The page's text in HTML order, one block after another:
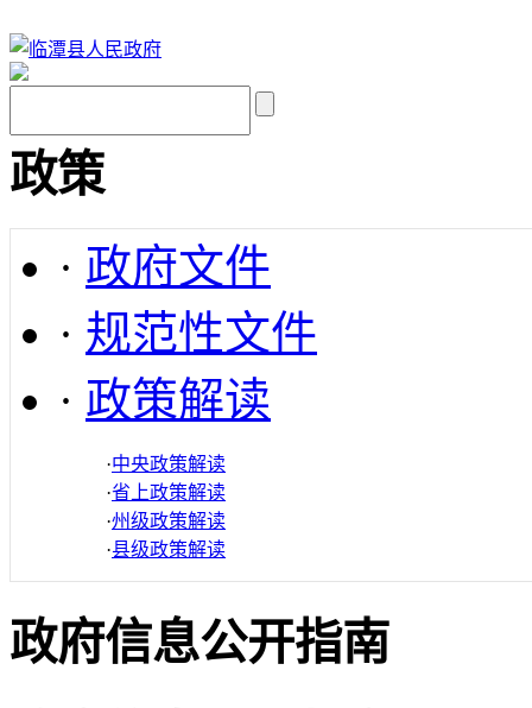
政策
· 政府文件
· 规范性文件
· 政策解读
·中央政策解读
·省上政策解读
·州级政策解读
·县级政策解读
政府信息公开指南